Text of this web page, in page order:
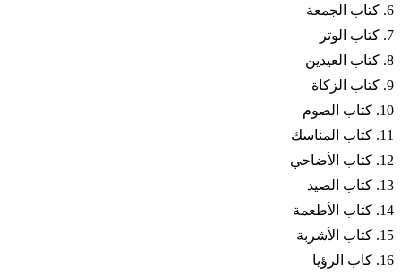
6. كتاب الجمعة
7. كتاب الوتر
8. كتاب العيدين
9. كتاب الزكاة
10. كتاب الصوم
11. كتاب المناسك
12. كتاب الأضاحي
13. كتاب الصيد
14. كتاب الأطعمة
15. كتاب الأشربة
16. كاب الرؤيا